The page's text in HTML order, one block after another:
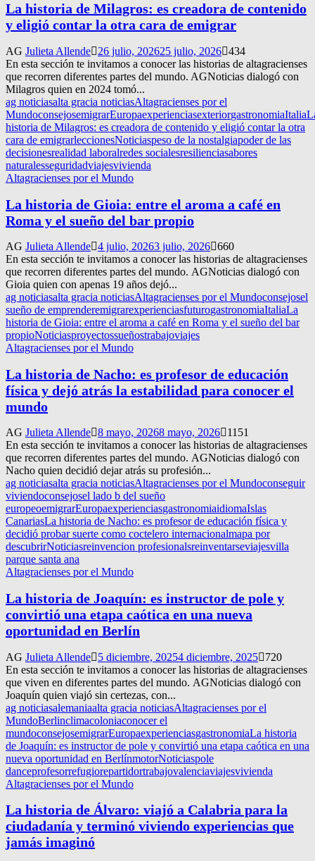
La historia de Milagros: es creadora de contenido
y eligió contar la otra cara de emigrar
AG Julieta Allende 26 julio, 202625 julio, 2026 434
En esta sección te invitamos a conocer las historias de altagracienses
que recorren diferentes partes del mundo. AGNoticias dialogó con
Milagros quien en 2024 tomó...
ag noticiasalta gracia noticiasAltagracienses por el
MundoconsejosemigrarEuropaexperienciasexteriorgastronomiaItalia
historia de Milagros: es creadora de contenido y eligió contar la otra
cara de emigrarleccionesNoticiaspeso de la nostalgiapoder de las
decisionesrealidad laboralredes socialesresilienciasabores
naturalesseguridadviajesvivienda
Altagracienses por el Mundo
La historia de Gioia: entre el aroma a café en
Roma y el sueño del bar propio
AG Julieta Allende 4 julio, 20263 julio, 2026 660
En esta sección te invitamos a conocer las historias de altagracienses
que recorren diferentes partes del mundo. AGNoticias dialogó con
Gioia quien con apenas 19 años dejó...
ag noticiasalta gracia noticiasAltagracienses por el Mundoconsejosel
sueño de emprenderemigrarexperienciasfuturogastronomiaItaliaLa
historia de Gioia: entre el aroma a café en Roma y el sueño del bar
propioNoticiasproyectossueñostrabajoviajes
Altagracienses por el Mundo
La historia de Nacho: es profesor de educación
física y dejó atrás la estabilidad para conocer el
mundo
AG Julieta Allende 8 mayo, 20268 mayo, 2026
1151
En esta sección te invitamos a conocer las historias de altagracienses
que recorren diferentes partes del mundo. AGNoticias dialogó con
Nacho quien decidió dejar atrás su profesión...
ag noticiasalta gracia noticiasAltagracienses por el Mundoconseguir
viviendoconsejosel lado b del sueño
europeoemigrarEuropaexperienciasgastronomiaidiomaIslas
CanariasLa historia de Nacho: es profesor de educación física y
decidió probar suerte como coctelero internacionalmapa por
descubrirNoticiasreinvencion profesionalsreinventarseviajesvilla
parque santa ana
Altagracienses por el Mundo
La historia de Joaquín: es instructor de pole y
convirtió una etapa caótica en una nueva
oportunidad en Berlín
AG Julieta Allende 5 diciembre, 20254 diciembre, 2025
720
En esta sección te invitamos a conocer las historias de altagracienses
que viven en diferentes partes del mundo. AGNoticias dialogó con
Joaquín quien viajó sin certezas, con...
ag noticiasalemaniaalta gracia noticiasAltagracienses por el
MundoBerlinclimacoloniaconocer el
mundoconsejosemigrarEuropaexperienciasgastronomiaLa historia
de Joaquín: es instructor de pole y convirtió una etapa caótica en una
nueva oportunidad en BerlínmotorNoticiaspole
danceprofesorrefugiorepartidortrabajovalenciaviajesvivienda
Altagracienses por el Mundo
La historia de Álvaro: viajó a Calabria para la
ciudadanía y terminó viviendo experiencias que
jamás imaginó